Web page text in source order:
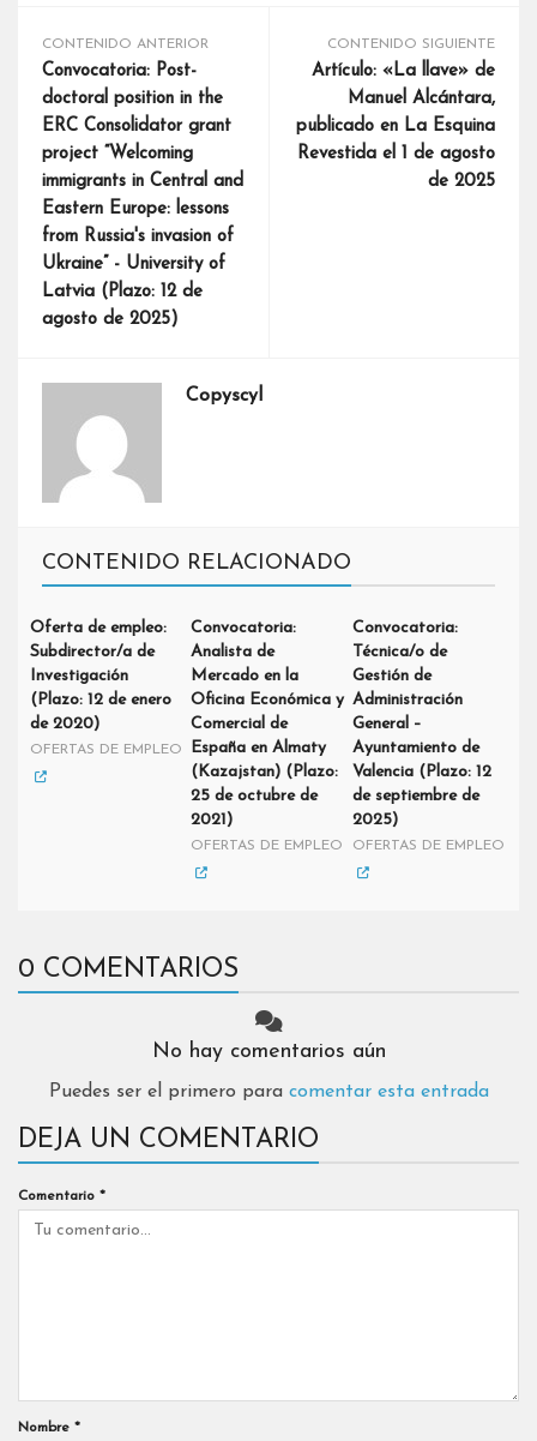
CONTENIDO ANTERIOR
Convocatoria: Post-
doctoral position in the
ERC Consolidator grant
project “Welcoming
immigrants in Central and
Eastern Europe: lessons
from Russia's invasion of
Ukraine” - University of
Latvia (Plazo: 12 de
agosto de 2025)
CONTENIDO SIGUIENTE
Artículo: «La llave» de
Manuel Alcántara,
publicado en La Esquina
Revestida el 1 de agosto
de 2025
Copyscyl
CONTENIDO RELACIONADO
Oferta de empleo:
Subdirector/a de
Investigación
(Plazo: 12 de enero
de 2020)
OFERTAS DE EMPLEO
Convocatoria:
Analista de
Mercado en la
Oficina Económica y
Comercial de
España en Almaty
(Kazajstan) (Plazo:
25 de octubre de
2021)
OFERTAS DE EMPLEO
Convocatoria:
Técnica/o de
Gestión de
Administración
General –
Ayuntamiento de
Valencia (Plazo: 12
de septiembre de
2025)
OFERTAS DE EMPLEO
0 COMENTARIOS
No hay comentarios aún
Puedes ser el primero para comentar esta entrada
DEJA UN COMENTARIO
Comentario *
Nombre *